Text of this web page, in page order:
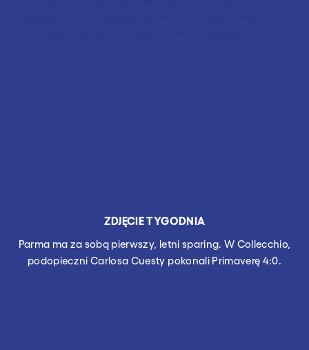
ZDJĘCIE TYGODNIA
Parma ma za sobą pierwszy, letni sparing. W Collecchio,
podopieczni Carlosa Cuesty pokonali Primaverę 4:0.